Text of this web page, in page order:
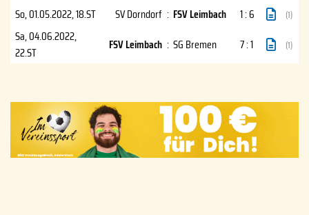
So, 01.05.2022, 18.ST SV Dorndorf : FSV Leimbach 1 : 6 (1)
Sa, 04.06.2022,
22.ST
FSV Leimbach : SG Bremen 7 : 1 (1)